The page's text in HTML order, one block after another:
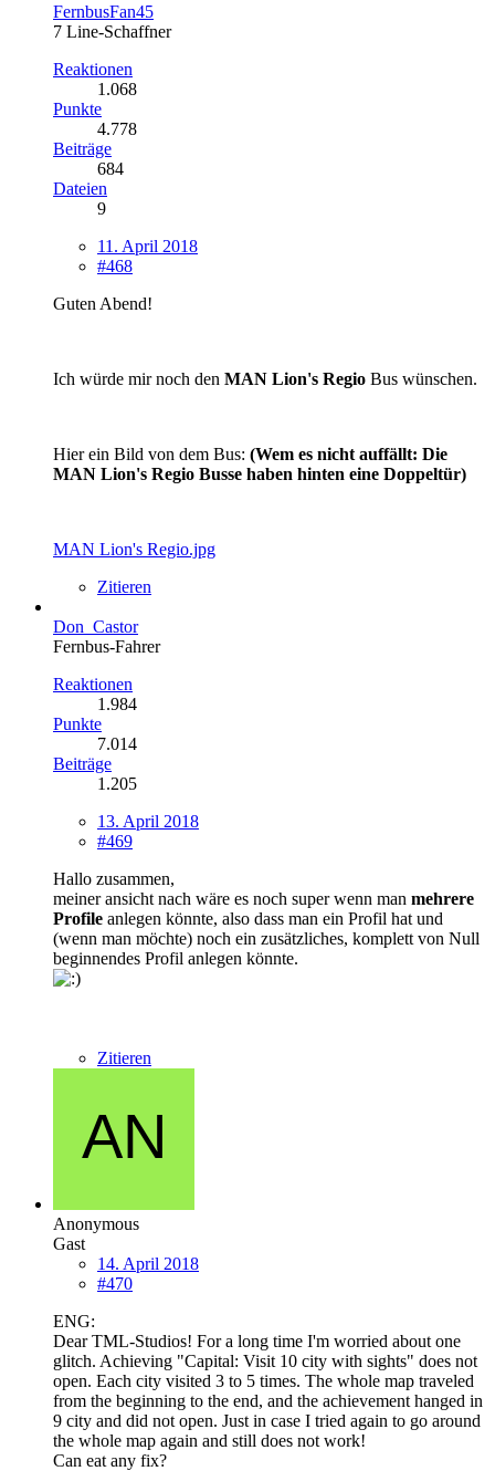
FernbusFan45
7 Line-Schaffner
Reaktionen
1.068
Punkte
4.778
Beiträge
684
Dateien
9
11. April 2018
#468
Guten Abend!
Ich würde mir noch den MAN Lion's Regio Bus wünschen.
Hier ein Bild von dem Bus: (Wem es nicht auffällt: Die
MAN Lion's Regio Busse haben hinten eine Doppeltür)
MAN Lion's Regio.jpg
Zitieren
Don_Castor
Fernbus-Fahrer
Reaktionen
1.984
Punkte
7.014
Beiträge
1.205
13. April 2018
#469
Hallo zusammen,
meiner ansicht nach wäre es noch super wenn man mehrere
Profile anlegen könnte, also dass man ein Profil hat und
(wenn man möchte) noch ein zusätzliches, komplett von Null
beginnendes Profil anlegen könnte.
Zitieren
Anonymous
Gast
14. April 2018
#470
ENG:
Dear TML-Studios! For a long time I'm worried about one
glitch. Achieving "Capital: Visit 10 city with sights" does not
open. Each city visited 3 to 5 times. The whole map traveled
from the beginning to the end, and the achievement hanged in
9 city and did not open. Just in case I tried again to go around
the whole map again and still does not work!
Can eat any fix?